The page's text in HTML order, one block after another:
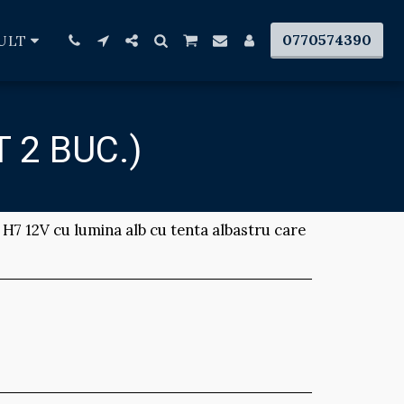
0770574390
2 BUC.)
12V cu lumina alb cu tenta albastru care